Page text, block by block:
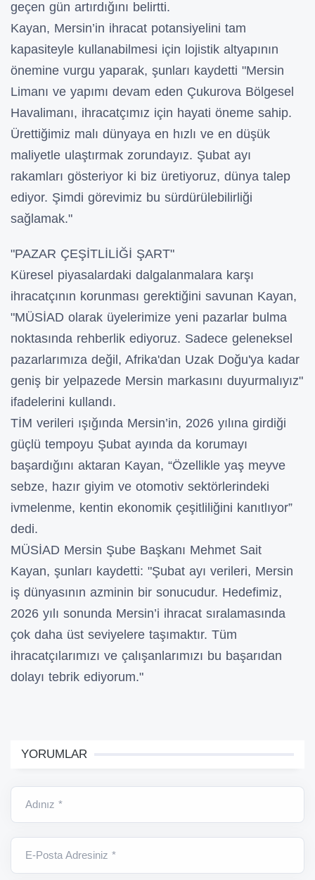
geçen gün artırdığını belirtti.
Kayan, Mersin’in ihracat potansiyelini tam
kapasiteyle kullanabilmesi için lojistik altyapının
önemine vurgu yaparak, şunları kaydetti "Mersin
Limanı ve yapımı devam eden Çukurova Bölgesel
Havalimanı, ihracatçımız için hayati öneme sahip.
Ürettiğimiz malı dünyaya en hızlı ve en düşük
maliyetle ulaştırmak zorundayız. Şubat ayı
rakamları gösteriyor ki biz üretiyoruz, dünya talep
ediyor. Şimdi görevimiz bu sürdürülebilirliği
sağlamak."
"PAZAR ÇEŞİTLİLİĞİ ŞART"
Küresel piyasalardaki dalgalanmalara karşı
ihracatçının korunması gerektiğini savunan Kayan,
"MÜSİAD olarak üyelerimize yeni pazarlar bulma
noktasında rehberlik ediyoruz. Sadece geleneksel
pazarlarımıza değil, Afrika'dan Uzak Doğu'ya kadar
geniş bir yelpazede Mersin markasını duyurmalıyız"
ifadelerini kullandı.
TİM verileri ışığında Mersin’in, 2026 yılına girdiği
güçlü tempoyu Şubat ayında da korumayı
başardığını aktaran Kayan, “Özellikle yaş meyve
sebze, hazır giyim ve otomotiv sektörlerindeki
ivmelenme, kentin ekonomik çeşitliliğini kanıtlıyor”
dedi.
MÜSİAD Mersin Şube Başkanı Mehmet Sait
Kayan, şunları kaydetti: "Şubat ayı verileri, Mersin
iş dünyasının azminin bir sonucudur. Hedefimiz,
2026 yılı sonunda Mersin’i ihracat sıralamasında
çok daha üst seviyelere taşımaktır. Tüm
ihracatçılarımızı ve çalışanlarımızı bu başarıdan
dolayı tebrik ediyorum."
YORUMLAR
Adınız *
E-Posta Adresiniz *